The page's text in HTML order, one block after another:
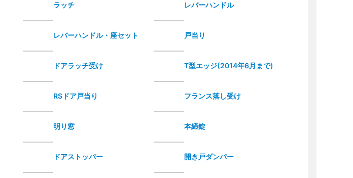
ラッチ レバーハンドル
レバーハンドル・座セット 戸当り
ドアラッチ受け T型エッジ(2014年6月まで)
RSドア戸当り フランス落し受け
明り窓 本締錠
ドアストッパー 開き戸ダンパー